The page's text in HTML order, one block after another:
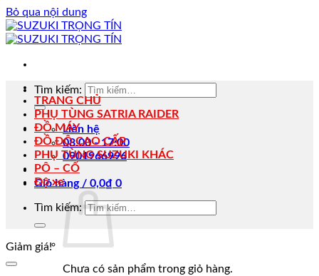
Bỏ qua nội dung
Tìm kiếm:
Liên hệ
08:00 - 17:00
0901966996
Giỏ hàng / 0,0₫ 0
Chưa có sản phẩm trong giỏ hàng.
TRANG CHỦ
PHỤ TÙNG SATRIA RAIDER
ĐỒ MÁY
ĐỒ ĐỘ CAO CẤP
PHỤ TÙNG SUZUKI KHÁC
PÔ – CỔ
Độ xe
Tìm kiếm:
Giảm giá!